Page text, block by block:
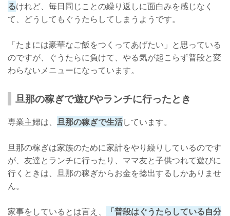
るけれど、毎日同じことの繰り返しに面白みを感じなく
て、どうしてもぐうたらしてしまうようです。
「たまには豪華なご飯をつくってあげたい」と思っている
のですが、ぐうたらに負けて、やる気が起こらず普段と変
わらないメニューになっています。
旦那の稼ぎで遊びやランチに行ったとき
専業主婦は、 旦那の稼ぎで生活しています。
旦那の稼ぎは家族のために家計をやり繰りしているのです
が、友達とランチに行ったり、ママ友と子供つれて遊びに
行くときは、旦那の稼ぎからお金を捻出するしかありませ
ん。
家事をしているとは言え、 「普段はぐうたらしている自分